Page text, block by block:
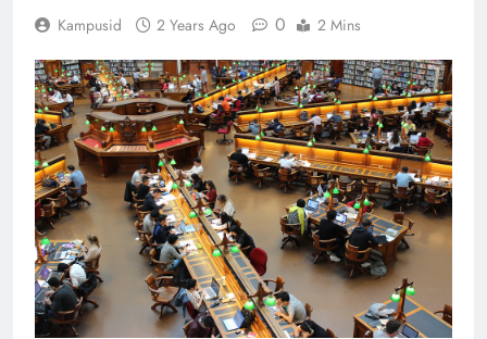
Kampusid 2 Years Ago 0 2 Mins